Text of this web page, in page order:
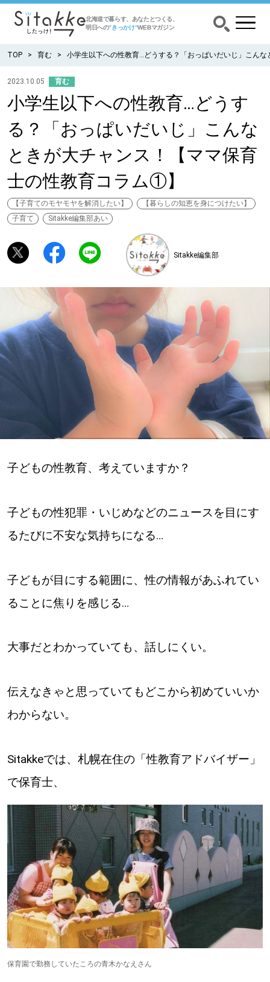
北海道で暮らす、あなたとつくる、
明日への”きっかけ”WEBマガジン
CATEGORY カテゴリー
食べる
出かける
暮らす
深める
ゆるむ
ローカルエリア
札幌
道南
道央
KEYWORD キーワード
【いろんな価値観や生き方に触れたい】
【暮らしの知恵を身につけたい】
【まったり楽しみたい】
【札幌のお気に入りを見つけたい】
【道央のお気に入りを見つけたい】
【道北のお気に入りを見つけたい】
【道東のお気に入りを見つけたい】
TOP 育む 小学生以下への性教育…どうする？「おっぱいだいじ」こん
2023.10.05 育む
小学生以下への性教育…どうす
る？「おっぱいだいじ」こんな
ときが大チャンス！【ママ保育
士の性教育コラム①】
【子育てのモヤモヤを解消したい】
【暮らしの知恵を身につけたい】
子育て
Sitakke編集部あい
Sitakke編集部
子どもの性教育、考えていますか？
子どもの性犯罪・いじめなどのニュースを目にす
るたびに不安な気持ちになる…
子どもが目にする範囲に、性の情報があふれてい
ることに焦りを感じる…
大事だとわかっていても、話しにくい。
伝えなきゃと思っていてもどこから初めていいか
わからない。
Sitakkeでは、札幌在住の「性教育アドバイザー」
で保育士、
保育園で勤務していたころの青木かなえさん